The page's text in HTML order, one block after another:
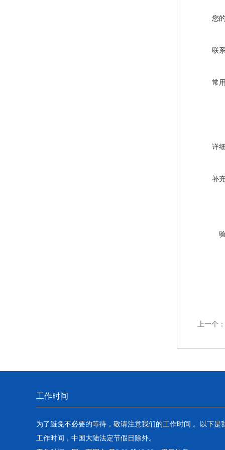
您
联
常
详
补
上一个：
工作时间
为了避免不必要的等待，敬请注意我们的工作时间 。以下是
工作时间，中国大陆法定节假日除外。